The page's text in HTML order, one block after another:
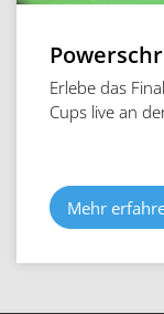
Erlebe das
Cups live an
Mehr